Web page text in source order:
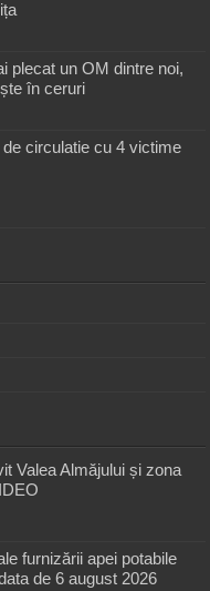
plecat un OM dintre noi,
în ceruri
circulatie cu 4 victime
Valea Almăjului și zona
furnizării apei potabile
de 6 august 2026